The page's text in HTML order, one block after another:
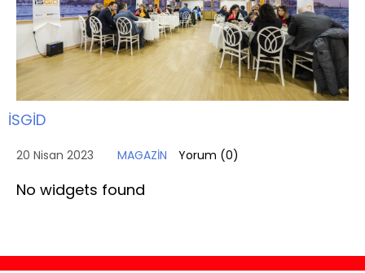
İSGİD
20 Nisan 2023 MAGAZİN Yorum (0)
No widgets found